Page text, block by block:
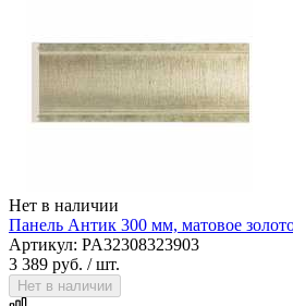
Нет в наличии
Панель Антик 300 мм, матовое
Артикул: PA32308323903
3 389 руб. / шт.
Нет в наличии